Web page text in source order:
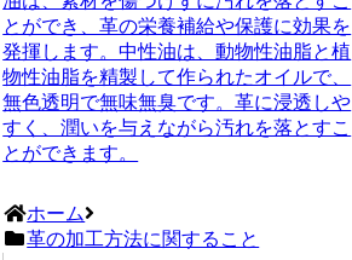
とができ、革の栄養補給や保護に効果を
発揮します。中性油は、動物性油脂と植
物性油脂を精製して作られたオイルで、
無色透明で無味無臭です。革に浸透しや
すく、潤いを与えながら汚れを落とすこ
とができます。
ホーム
革の加工方法に関すること